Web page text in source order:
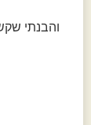
והבנתי